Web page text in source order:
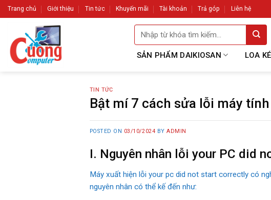
Skip
to
Trang chủ Giới thiệu Tin tức Khuyến mãi Tài khoản Trả góp Liên hệ
Tìm
kiếm:
SẢN PHẨM DAIKIOSAN LOA
TIN TỨC
Bật mí 7 cách sửa lỗi máy
POSTED ON 03/10/2024 BYADMIN
I. Nguyên nhân lỗi your PC did
Máy xuất hiện lỗi your pc did not start correctly có
nguyên nhân có thể kế đến như: